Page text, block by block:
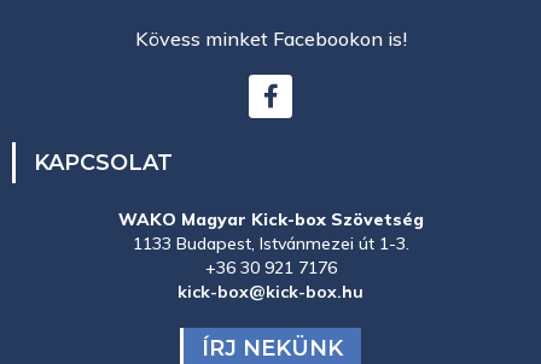
Kövess minket Facebookon is!
KAPCSOLAT
WAKO Magyar Kick-box Szövetség
1133 Budapest, Istvánmezei út 1-3.
+36 30 921 7176
kick-box@kick-box.hu
ÍRJ NEKÜNK